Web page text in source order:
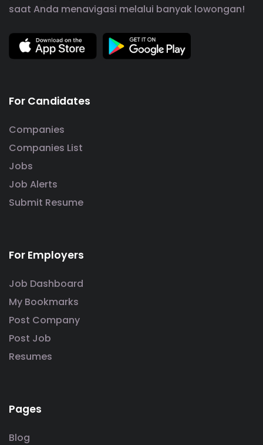
saat Anda menavigasi melalui banyak lowongan!
For Candidates
Companies
Companies List
Jobs
Job Alerts
Submit Resume
For Employers
Job Dashboard
My Bookmarks
Post Company
Post Job
Resumes
Pages
Blog